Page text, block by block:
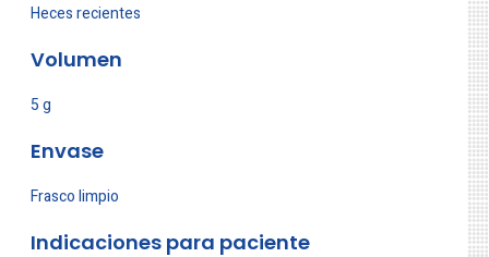
Heces recientes
Volumen
5 g
Envase
Frasco limpio
Indicaciones para paciente